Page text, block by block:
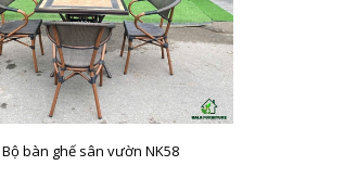
Bộ bàn ghế sân vườn NK58